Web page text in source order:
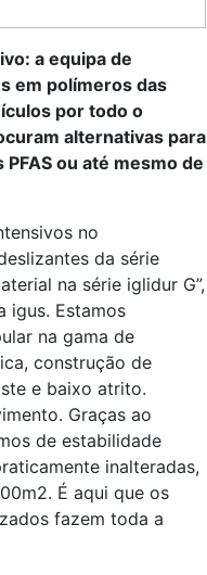
a equipa de
em polímeros das
por todo o
alternativas para
ou até mesmo de
no
da série
na série iglidur G”,
igus. Estamos
na gama de
construção de
e baixo atrito.
Graças ao
de estabilidade
inalteradas,
É aqui que os
fazem toda a